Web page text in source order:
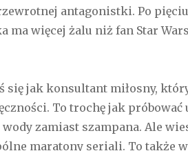
antagonistki. Po
ma więcej żalu niż fan Star
się jak konsultant miłosny,
To trochę jak próbować
zamiast szampana. Ale
maratony seriali. To także